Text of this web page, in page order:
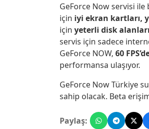
GeForce Now servisi
için iyi ekran kartları,
için yeterli disk
servis için sadece
GeForce NOW, 60
performansa ulaşıyor.
GeForce Now Türkiye
sahip olacak. Beta
Paylaş: